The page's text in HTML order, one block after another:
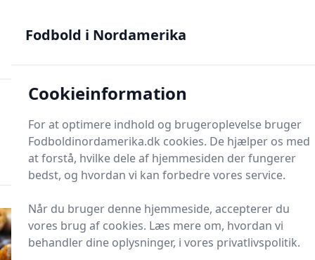
til nordamerikansk fodbold
Fodbold i
Menu
Søg
Fodbold i Nordamerika
Cookieinformation
For at optimere indhold og brugeroplevelse bruger
Fodboldinordamerika.dk cookies. De hjælper os med
at forstå, hvilke dele af hjemmesiden der fungerer
bedst, og hvordan vi kan forbedre vores service.
Når du bruger denne hjemmeside, accepterer du
vores brug af cookies. Læs mere om, hvordan vi
behandler dine oplysninger, i vores privatlivspolitik.